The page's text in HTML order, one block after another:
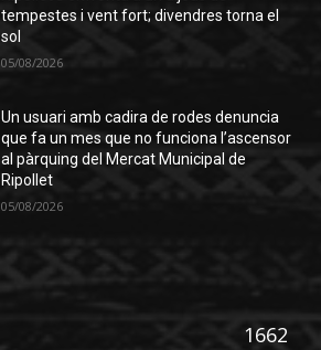
tempestes i vent fort; divendres torna el
sol
05/08/2026
Un usuari amb cadira de rodes denuncia
que fa un mes que no funciona l’ascensor
al pàrquing del Mercat Municipal de
Ripollet
05/08/2026
1662